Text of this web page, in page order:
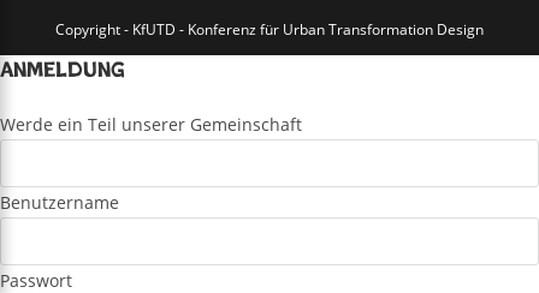
Copyright - KfUTD - Konferenz für Urban Transformation Design
Anmeldung
Werde ein Teil unserer Gemeinschaft
Benutzername
Passwort